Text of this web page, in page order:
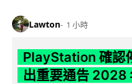
Lawton 1 小時
PlayStation 確認
出重要通告 2028